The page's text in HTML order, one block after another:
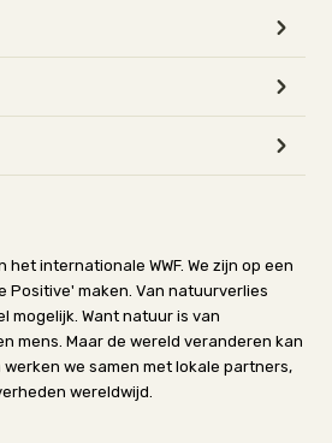
het internationale WWF. We zijn op een
Positive' maken. Van natuurverlies
mogelijk. Want natuur is van
mens. Maar de wereld veranderen kan
we samen met lokale partners,
wereldwijd.